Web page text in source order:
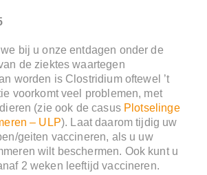
bij u onze entdagen onder de
de ziektes waartegen
worden is Clostridium oftewel ’t
voorkomt veel problemen, met
(zie ook de casus Plotselinge
– ULP). Laat daarom tijdig uw
geiten vaccineren, als u uw
wilt beschermen. Ook kunt u
2 weken leeftijd vaccineren.